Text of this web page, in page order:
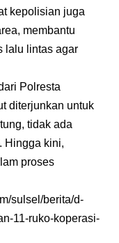
kepolisian juga
membantu
lalu lintas agar
Polresta
diterjunkan untuk
tidak ada
Hingga kini,
proses
sulsel/berita/d-
11-ruko-koperasi-